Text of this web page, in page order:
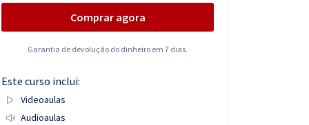
Comprar agora
Garantia de devolução do dinheiro em 7 dias.
Este curso inclui:
Videoaulas
Audioaulas